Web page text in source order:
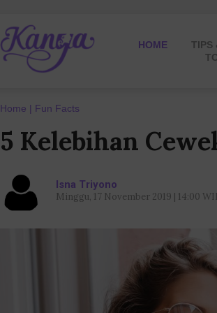
HOME
TIPS
Home Fun Facts
5 Kelebihan
Isna Triyono
Minggu, 17 November 2019 | 14:00